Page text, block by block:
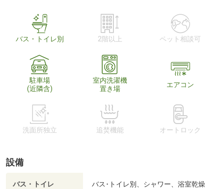
バス・トイレ別 2階以上 ペット相談可
駐車場
(近隣含)
室内洗濯機
置き場
エアコン
洗面所独立 追焚機能 オートロック
設備
バス・トイレ
バス･トイレ別、シャワー、浴室乾燥